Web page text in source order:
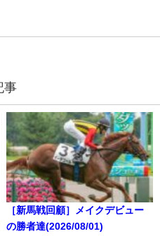
事
［新馬戦回顧］メイクデビュー
の勝者達(2026/08/01)